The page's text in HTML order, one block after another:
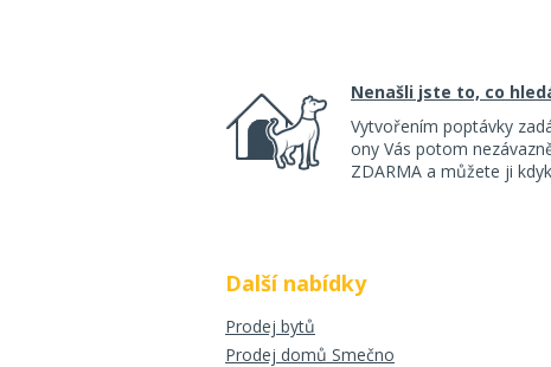
Nenašli jste to, co
Vytvořením poptávky
ony Vás potom
ZDARMA a můžete ji
Další nabídky
Prodej bytů
Prodej domů Smečno